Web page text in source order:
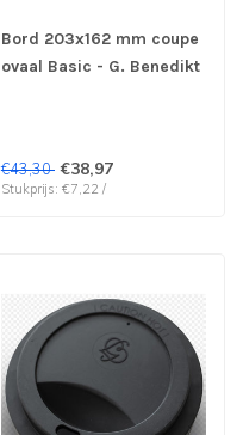
Bord 203x162 mm coupe
ovaal Basic - G. Benedikt
€43,30 €38,97
Stukprijs: €7,22 /